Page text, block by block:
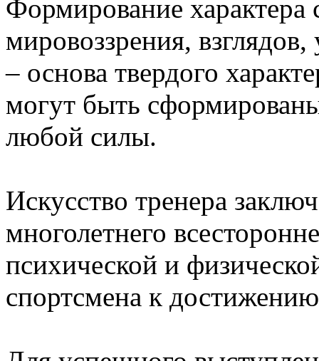
Формирование характера
мировоззрения,
– основа твердого
могут быть
любой силы.
Искусство тренера
многолетнего
психической и
спортсмена к